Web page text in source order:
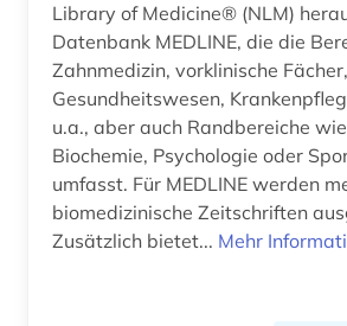
Library of Medicine® (NLM)
Datenbank MEDLINE, die die Bereiche Medizin,
Zahnmedizin, vorklinische Fächer,
Gesundheitswesen,
u.a., aber auch Randbereiche
Biochemie, Psychologie oder Sportmedizin
umfasst. Für MEDLINE werden
biomedizinische Zeitschriften
Zusätzlich bietet... Mehr